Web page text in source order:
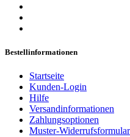
Bestellinformationen
Startseite
Kunden-Login
Hilfe
Versandinformationen
Zahlungsoptionen
Muster-Widerrufsformular